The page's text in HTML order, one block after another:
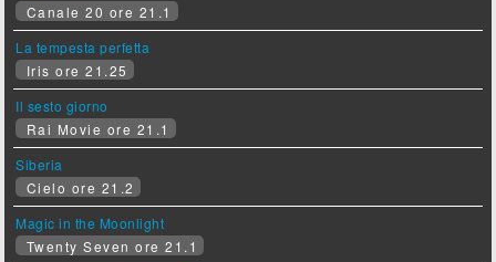
Canale 20 ore 21.1
La tempesta perfetta
Iris ore 21.25
Il sesto giorno
Rai Movie ore 21.1
Siberia
Cielo ore 21.2
Magic in the Moonlight
Twenty Seven ore 21.1